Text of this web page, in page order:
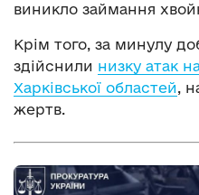
виникло займання
Крім того, за минулу
здійснили низку атак
Харківської областей,
жертв.